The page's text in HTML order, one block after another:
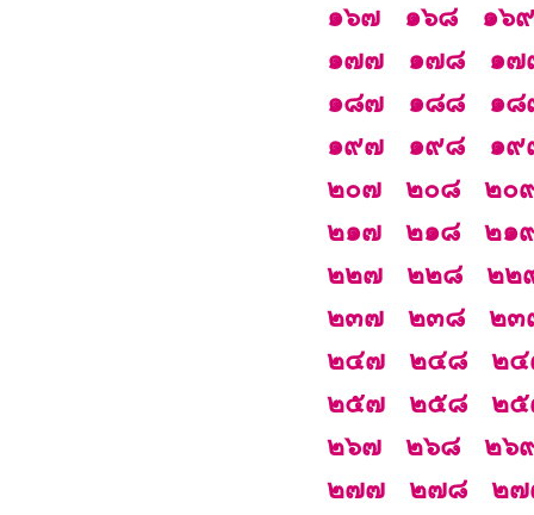
๑๖๗
๑๖๘
๑๖๙
๑๗๗
๑๗๘
๑๗
๑๘๗
๑๘๘
๑๘
๑๙๗
๑๙๘
๑๙
๒๐๗
๒๐๘
๒๐
๒๑๗
๒๑๘
๒๑
๒๒๗
๒๒๘
๒๒
๒๓๗
๒๓๘
๒๓
๒๔๗
๒๔๘
๒
๒๕๗
๒๕๘
๒
๒๖๗
๒๖๘
๒๖
๒๗๗
๒๗๘
๒